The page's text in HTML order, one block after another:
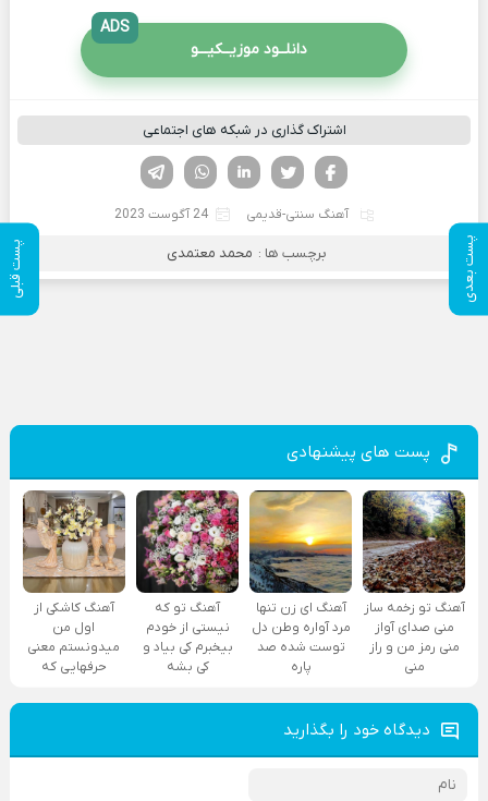
پست بعدی پست قبلی
دانلــود موزیــکیـــو
ADS
اشتراک گذاری در شبکه های اجتماعی
لینکدین تویتر
فیسوک
آهنگ سنتی-قدیمی 24 آگوست 2023
برچسب ها : محمد معتمدی
پست های پیشنهادی
آهنگ تو زخمه ساز
منی صدای آواز
منی رمز من و راز
منی
آهنگ ای زن تنها
مرد آواره وطن دل
توست شده صد
پاره
آهنگ تو که
نیستی از خودم
بیخبرم کی بیاد و
کی بشه
آهنگ کاشکی از
اول من
میدونستم معنی
حرفهایی که
دیدگاه خود را بگذارید